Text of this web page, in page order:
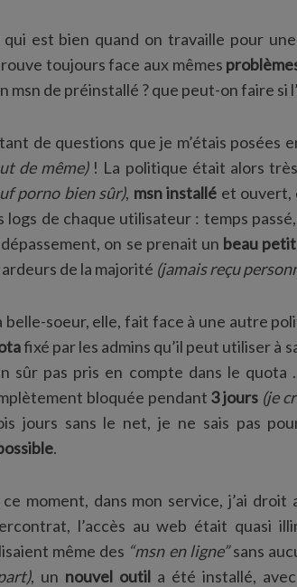
qui est bien quand on travaille pour une
toujours face aux mêmes
msn de préinstallé ? que peut-on faire si
de questions que je m’étais posées
de même)! La politique était alors
porno bien sûr), msn installé et ouvert,
logs de chaque utilisateur : temps
on se prenait un beau
ardeurs de la majorité (jamais reçu
belle-soeur, elle, fait face à une autre
fixé par les admins qu’il peut utiliser à
sûr pas pris en compte dans le quota
bloquée pendant 3 jours (je
jours sans le net, je ne sais pas
.
ce moment, dans mon service, j’ai droit
l’accès au web était quasi
même des “msn en ligne”sans
, un nouvel outila été installé,